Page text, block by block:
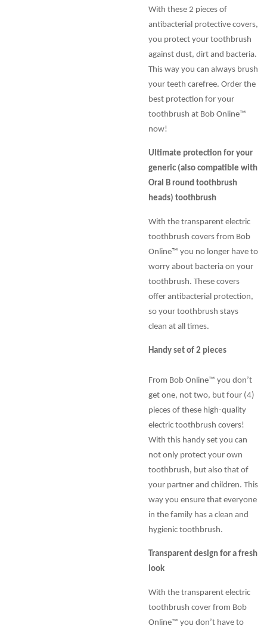
With these 2 pieces of
antibacterial protective covers,
you protect your toothbrush
against dust, dirt and bacteria.
This way you can always brush
your teeth carefree. Order the
best protection for your
toothbrush at Bob Online™
now!
Ultimate protection for your
generic (also compatible with
Oral B round toothbrush
heads) toothbrush
With the transparent electric
toothbrush covers from Bob
Online™ you no longer have to
worry about bacteria on your
toothbrush. These covers
offer antibacterial protection,
so your toothbrush stays
clean at all times.
Handy set of 2 pieces
From Bob Online™ you don’t
get one, not two, but four (4)
pieces of these high-quality
electric toothbrush covers!
With this handy set you can
not only protect your own
toothbrush, but also that of
your partner and children. This
way you ensure that everyone
in the family has a clean and
hygienic toothbrush.
Transparent design for a fresh
look
With the transparent electric
toothbrush cover from Bob
Online™ you don’t have to